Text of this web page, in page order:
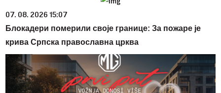
07. 08. 2026 15:07
Блокадери померили своје границе: За пожаре је
крива Српска православна црква